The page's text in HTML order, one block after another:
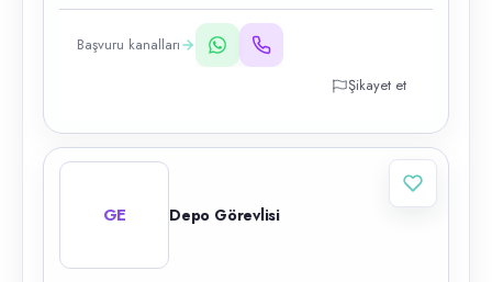
Başvuru kanalları
Şikayet et
GE Depo Görevlisi